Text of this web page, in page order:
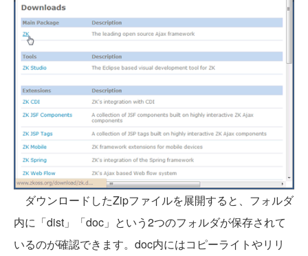
ダウンロードしたZipファイルを展開すると、フォルダ
内に「dist」「doc」という2つのフォルダが保存されて
いるのが確認できます。doc内にはコピーライトやリリ